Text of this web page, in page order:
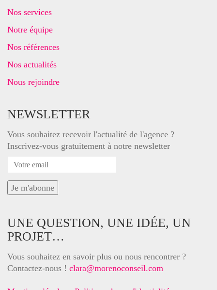
Nos services
Notre équipe
Nos références
Nos actualités
Nous rejoindre
NEWSLETTER
Vous souhaitez recevoir l'actualité de l'agence ?
Inscrivez-vous gratuitement à notre newsletter
UNE QUESTION, UNE IDÉE, UN
PROJET…
Vous souhaitez en savoir plus ou nous rencontrer ?
Contactez-nous ! clara@morenoconseil.com